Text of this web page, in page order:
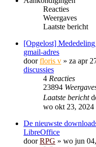
Reacties
Weergaves
Laatste bericht
[Opgelost]
gmail-adres
doorfloris v » za apr
discussies
4 Reacties
23894
Laatste bericht
wo okt 23, 2024
De nieuwste
LibreOffice
doorRPG » wo jun